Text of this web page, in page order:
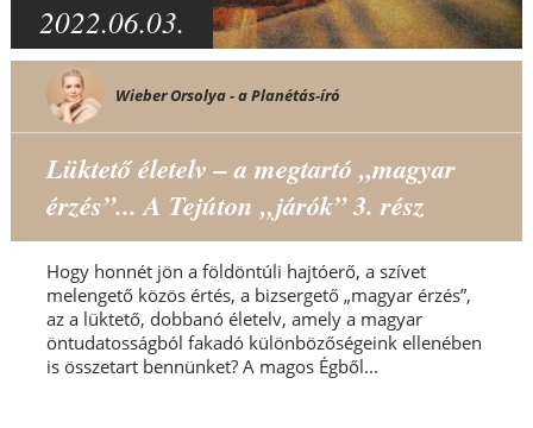
2022.06.03.
Wieber Orsolya - a Planétás-író
Lüktető életelv – a megtartó „magyar
érzés”... A Tejúton „járók” 3. rész
Hogy honnét jön a földöntúli hajtóerő, a szívet
melengető közös értés, a bizsergető „magyar érzés”,
az a lüktető, dobbanó életelv, amely a magyar
öntudatosságból fakadó különbözőségeink ellenében
is összetart bennünket? A magos Égből...